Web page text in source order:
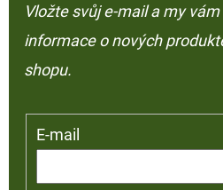
Vložte svůj e-mail a my
informace o nových
shopu.
E-mail